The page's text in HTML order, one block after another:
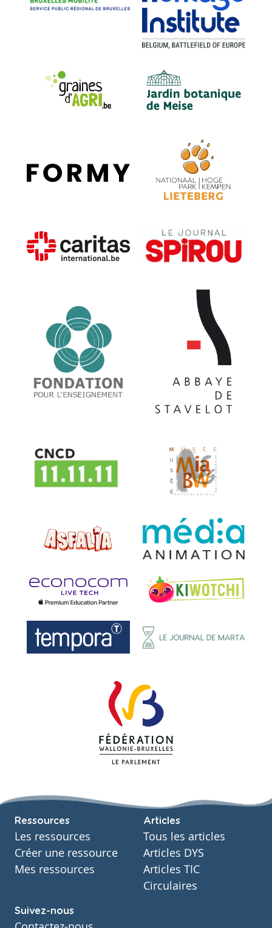
Ressources
Les ressources
Créer une ressource
Mes ressources
Articles
Tous les articles
Articles DYS
Articles TIC
Circulaires
Suivez-nous